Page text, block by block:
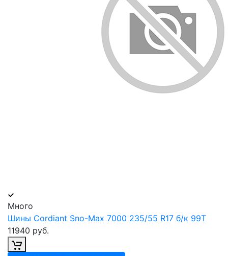
Много
Шины Cordiant Sno-Max 7000 235/55 R17 б/к 99T
11940 руб.